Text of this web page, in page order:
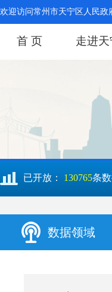
欢迎访问常州市天宁区人民政
首 页 走进天
已开放： 130765条数
数据领域